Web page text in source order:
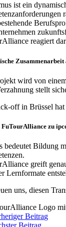
ist ein
reagiert
Zusammenarbeit
wird von
stellt
off in Brüssel hat
zu
bedeutet Bildung
greift
Lernformate
uns, diesen
Beitrag
Beitrag